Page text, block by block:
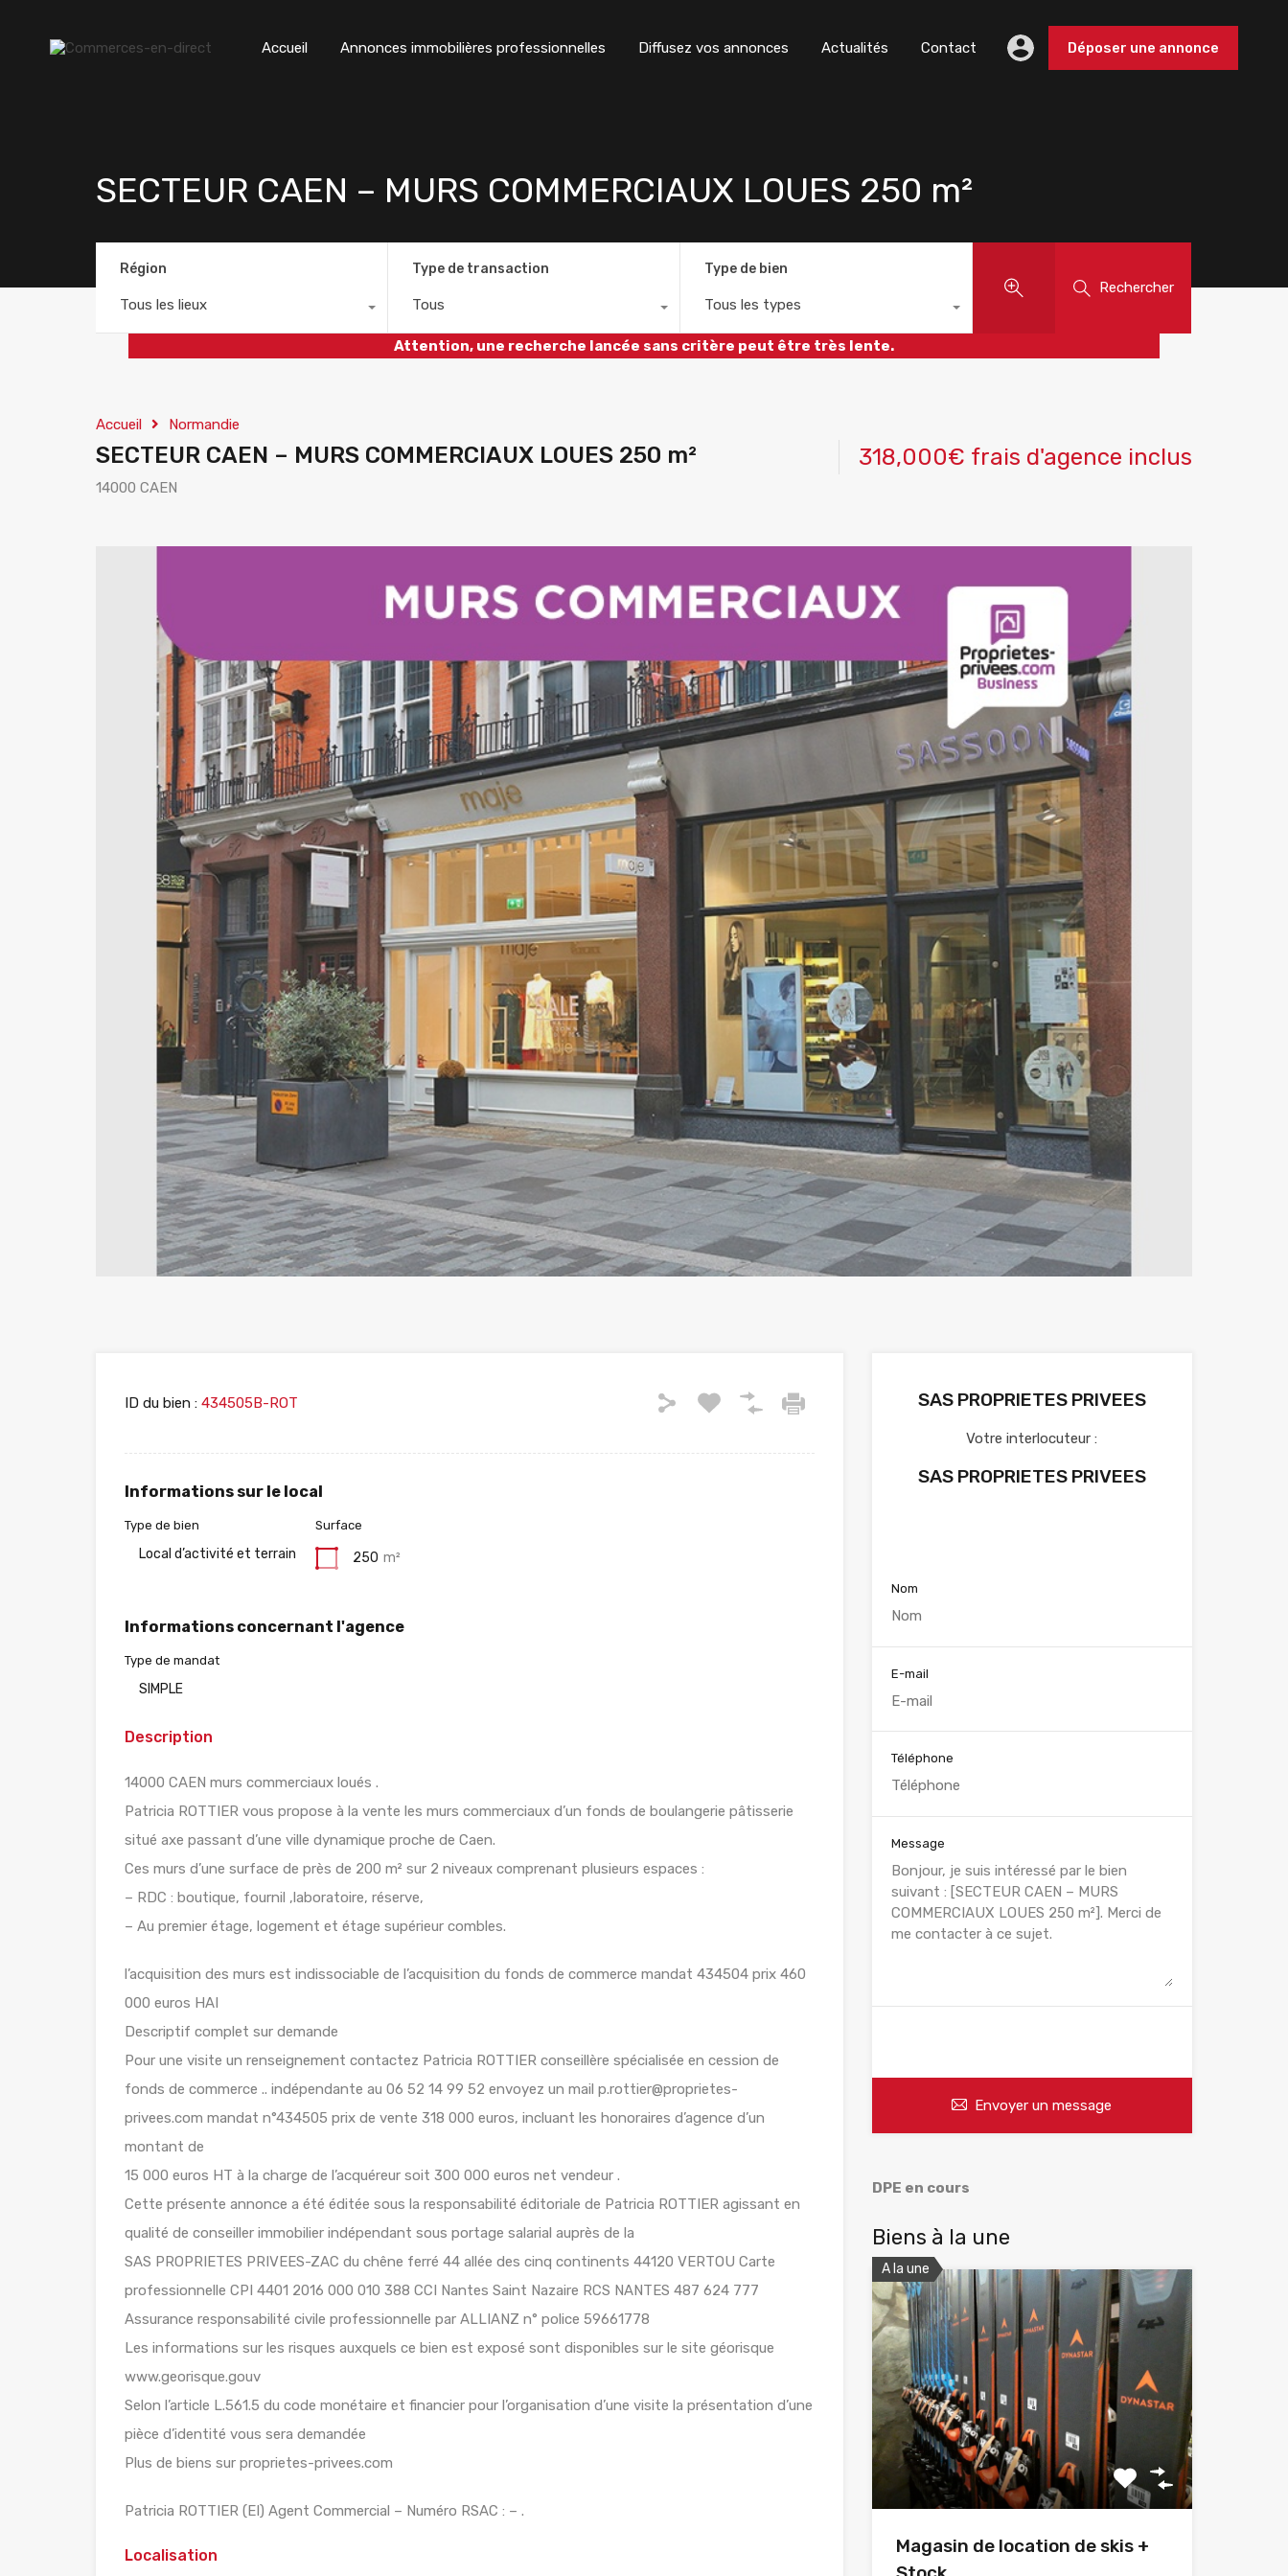
Accueil Annonces immobilières professionnelles Diffusez vos annonces Actualités Contact Déposer une annonce
SECTEUR CAEN – MURS COMMERCIAUX LOUES 250 m²
Région
Tous les lieux
Type de transaction
Tous
Type de bien
Tous les types
Rechercher
Attention, une recherche lancée sans critère peut être très lente.
Accueil Normandie
SECTEUR CAEN – MURS COMMERCIAUX LOUES 250 m²
14000 CAEN
318,000€ frais d'agence inclus
ID du bien : 434505B-ROT
Informations sur le local
Type de bien
Local d’activité et terrain
Surface
250 m²
Informations concernant l'agence
Type de mandat
SIMPLE
Description
14000 CAEN murs commerciaux loués .
Patricia ROTTIER vous propose à la vente les murs commerciaux d’un fonds de boulangerie pâtisserie
situé axe passant d’une ville dynamique proche de Caen.
Ces murs d’une surface de près de 200 m² sur 2 niveaux comprenant plusieurs espaces :
– RDC : boutique, fournil ,laboratoire, réserve,
– Au premier étage, logement et étage supérieur combles.
l’acquisition des murs est indissociable de l’acquisition du fonds de commerce mandat 434504 prix 460
000 euros HAI
Descriptif complet sur demande
Pour une visite un renseignement contactez Patricia ROTTIER conseillère spécialisée en cession de
fonds de commerce .. indépendante au 06 52 14 99 52 envoyez un mail p.rottier@proprietes-
privees.com mandat n°434505 prix de vente 318 000 euros, incluant les honoraires d’agence d’un
montant de
15 000 euros HT à la charge de l’acquéreur soit 300 000 euros net vendeur .
Cette présente annonce a été éditée sous la responsabilité éditoriale de Patricia ROTTIER agissant en
qualité de conseiller immobilier indépendant sous portage salarial auprès de la
SAS PROPRIETES PRIVEES-ZAC du chêne ferré 44 allée des cinq continents 44120 VERTOU Carte
professionnelle CPI 4401 2016 000 010 388 CCI Nantes Saint Nazaire RCS NANTES 487 624 777
Assurance responsabilité civile professionnelle par ALLIANZ n° police 59661778
Les informations sur les risques auxquels ce bien est exposé sont disponibles sur le site géorisque
www.georisque.gouv
Selon l’article L.561.5 du code monétaire et financier pour l’organisation d’une visite la présentation d’une
pièce d’identité vous sera demandée
Plus de biens sur proprietes-privees.com
Patricia ROTTIER (EI) Agent Commercial – Numéro RSAC : – .
Localisation
SAS PROPRIETES PRIVEES
Votre interlocuteur :
SAS PROPRIETES PRIVEES
Nom
E-mail
Téléphone
Message
Envoyer un message
DPE en cours
Biens à la une
A la une
Magasin de location de skis +